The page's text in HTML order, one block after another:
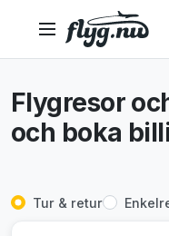
Flygresor
och boka
Tur & retur